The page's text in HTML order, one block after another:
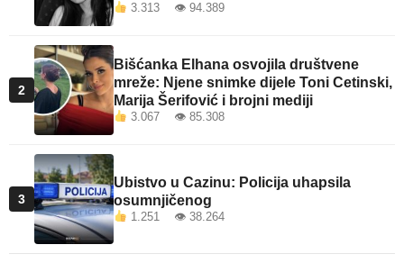
3.313 👁 94.389
2
Bišćanka Elhana osvojila društvene
mreže: Njene snimke dijele Toni Cetinski,
Marija Šerifović i brojni mediji
3.067 👁 85.308
3
Ubistvo u Cazinu: Policija uhapsila
osumnjičenog
1.251 👁 38.264